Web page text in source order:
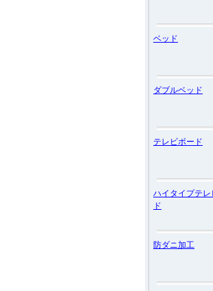
ベッド
ダブルベッド
テレビボード
ハイタイプテレ
ド
防ダニ加工